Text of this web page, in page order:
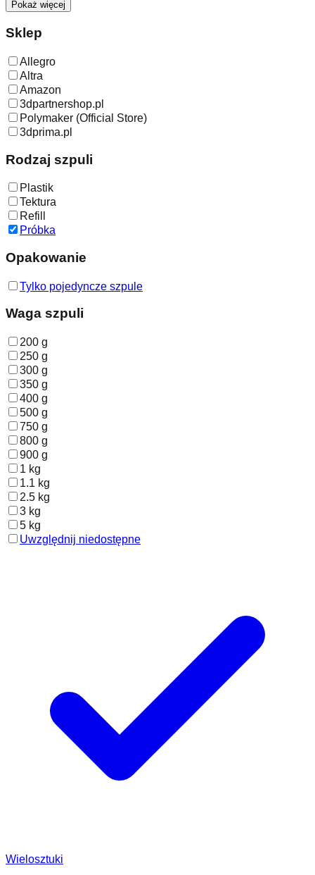
Pokaż więcej
Sklep
Allegro
Altra
Amazon
3dpartnershop.pl
Polymaker (Official Store)
3dprima.pl
Rodzaj szpuli
Plastik
Tektura
Refill
Próbka
Opakowanie
Tylko pojedyncze szpule
Waga szpuli
200 g
250 g
300 g
350 g
400 g
500 g
750 g
800 g
900 g
1 kg
1.1 kg
2.5 kg
3 kg
5 kg
Uwzględnij niedostępne
Wielosztuki